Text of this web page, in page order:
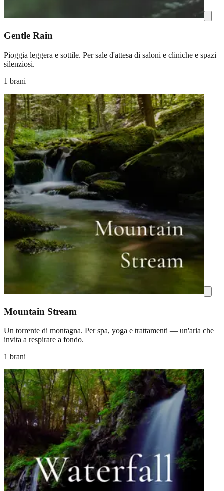
Gentle Rain
Pioggia leggera e sottile. Per sale d'attesa di saloni e cliniche e spazi
silenziosi.
1 brani
Mountain Stream
Un torrente di montagna. Per spa, yoga e trattamenti — un'aria che
invita a respirare a fondo.
1 brani